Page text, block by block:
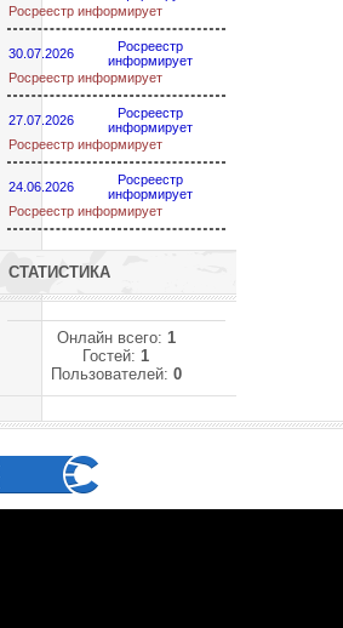
Росреестр информирует
30.07.2026
Росреестр
информирует
Росреестр информирует
27.07.2026
Росреестр
информирует
Росреестр информирует
24.06.2026
Росреестр
информирует
Росреестр информирует
СТАТИСТИКА
Онлайн всего: 1
Гостей:1
Пользователей: 0